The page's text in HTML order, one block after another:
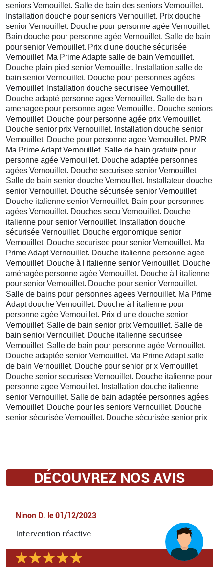
seniors Vernouillet. Salle de bain des seniors Vernouillet.
Installation douche pour seniors Vernouillet. Prix douche
senior Vernouillet. Douche pour personne agée Vernouillet.
Bain douche pour personne agée Vernouillet. Salle de bain
pour senior Vernouillet. Prix d une douche sécurisée
Vernouillet. Ma Prime Adapte salle de bain Vernouillet.
Douche plain pied senior Vernouillet. Installation salle de
bain senior Vernouillet. Douche pour personnes agées
Vernouillet. Installation douche securisee Vernouillet.
Douche adapté personne agee Vernouillet. Salle de bain
amenagee pour personne agee Vernouillet. Douche seniors
Vernouillet. Douche pour personne agée prix Vernouillet.
Douche senior prix Vernouillet. Installation douche senior
Vernouillet. Douche pour personne agee Vernouillet. PMR
Ma Prime Adapt Vernouillet. Salle de bain gratuite pour
personne agée Vernouillet. Douche adaptée personnes
agées Vernouillet. Douche securisee senior Vernouillet.
Salle de bain senior douche Vernouillet. Installateur douche
senior Vernouillet. Douche sécurisée senior Vernouillet.
Douche italienne senior Vernouillet. Bain pour personnes
agées Vernouillet. Douches secu Vernouillet. Douche
italienne pour senior Vernouillet. Installation douche
sécurisée Vernouillet. Douche ergonomique senior
Vernouillet. Douche securisee pour senior Vernouillet. Ma
Prime Adapt Vernouillet. Douche italienne personne agee
Vernouillet. Douche à l italienne senior Vernouillet. Douche
aménagée personne agée Vernouillet. Douche à l italienne
pour senior Vernouillet. Douche pour senior Vernouillet.
Salle de bains pour personnes agees Vernouillet. Ma Prime
Adapt douche Vernouillet. Douche à l italienne pour
personne agée Vernouillet. Prix d une douche senior
Vernouillet. Salle de bain senior prix Vernouillet. Salle de
bain senior Vernouillet. Douche italienne securisee
Vernouillet. Salle de bain pour personne agée Vernouillet.
Douche adaptée senior Vernouillet. Ma Prime Adapt salle
de bain Vernouillet. Douche pour senior prix Vernouillet.
Douche senior securisee Vernouillet. Douche italienne pour
personne agee Vernouillet. Installation douche italienne
senior Vernouillet. Salle de bain adaptée personnes agées
Vernouillet. Douche pour les seniors Vernouillet. Douche
senior sécurisée Vernouillet. Douche sécurisée senior prix
DÉCOUVREZ NOS AVIS
Ninon D. le 01/12/2023
Intervention réactive